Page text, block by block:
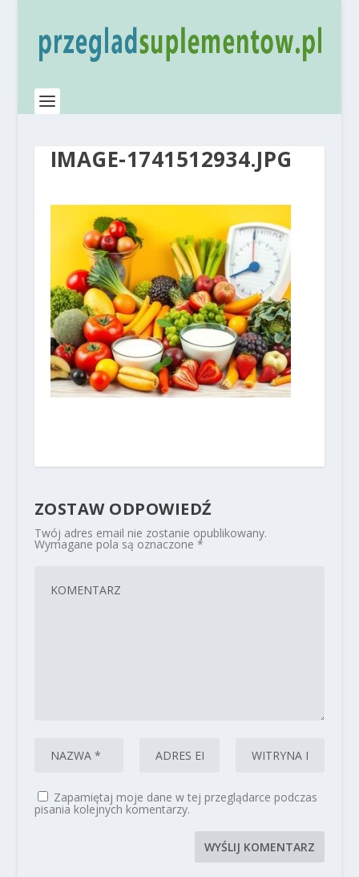
IMAGE-1741512934.JPG
ZOSTAW ODPOWIEDŹ
Twój adres email nie zostanie opublikowany.
Wymagane pola są oznaczone *
Zapamiętaj moje dane w tej przeglądarce podczas
pisania kolejnych komentarzy.